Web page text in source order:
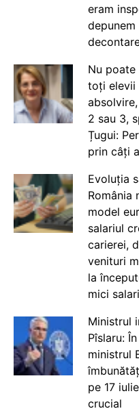
eram
Nu
toți elevii
2 sau 3,
Țugui:
prin câți
Evoluția
România
model
salariul
carierei,
venituri
la
mici
Ministrul
Pîslaru:
ministrul
pe 17
crucial